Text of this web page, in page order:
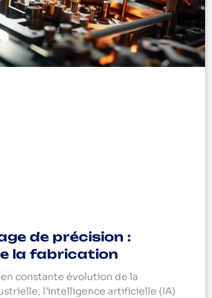
de précision :
la fabrication
constante évolution de la
l’intelligence artificielle (IA)